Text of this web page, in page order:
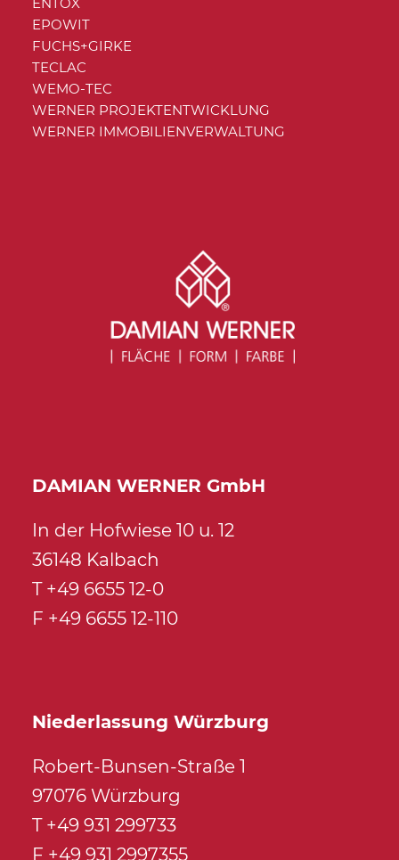
EPOWIT
FUCHS+GIRKE
TECLAC
WEMO-TEC
WERNER PROJEKTENTWICKLUNG
WERNER IMMOBILIENVERWALTUNG
DAMIAN WERNER GmbH
In der Hofwiese 10 u. 12
36148 Kalbach
T +49 6655 12-0
F +49 6655 12-110
Niederlassung Würzburg
Robert-Bunsen-Straße 1
97076 Würzburg
T +49 931 299733
F +49 931 2997355